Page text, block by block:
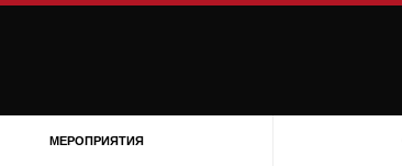
МЕРОПРИЯТИЯ